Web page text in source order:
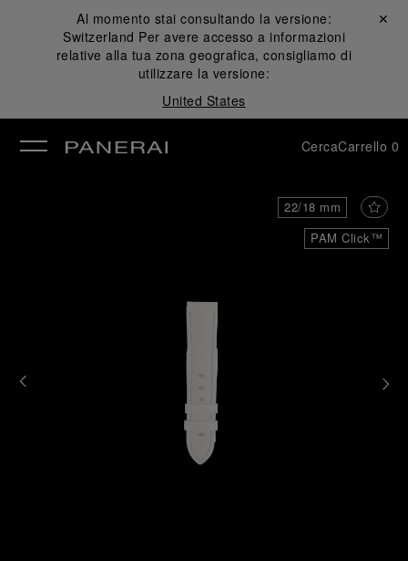
Al momento stai consultando la versione:
Switzerland Per avere accesso a informazioni
relative alla tua zona geografica, consigliamo di
utilizzare la versione:
United States
Chiudi ✕
CercaCarrello 0
PAM Click™
22/18 mm